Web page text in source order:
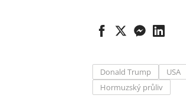
Donald Trump USA
Hormuzský průliv